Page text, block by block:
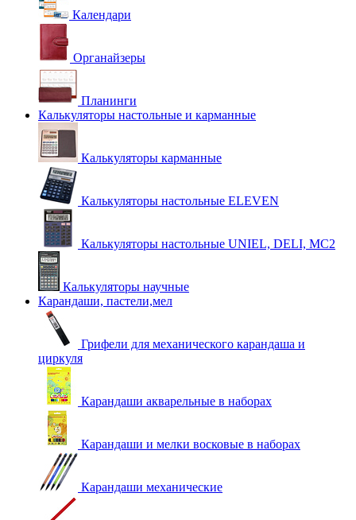
Календари
Органайзеры
Планинги
Калькуляторы настольные и карманные
Калькуляторы карманные
Калькуляторы настольные ELEVEN
Калькуляторы настольные UNIEL, DELI, MC2
Калькуляторы научные
Карандаши, пастели,мел
Грифели для механического карандаша и
циркуля
Карандаши акварельные в наборах
Карандаши и мелки восковые в наборах
Карандаши механические